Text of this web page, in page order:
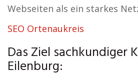
Webseiten als ein starkes
SEO Ortenaukreis
Das Ziel sachkundiger
Eilenburg: